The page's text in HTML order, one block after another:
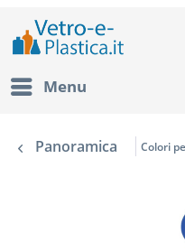
Menu
Panoramica Colori